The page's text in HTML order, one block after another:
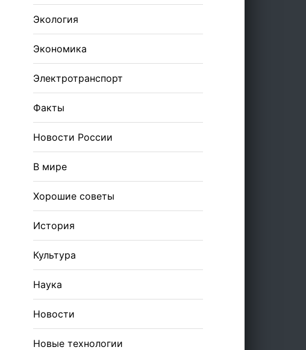
Экология
Экономика
Электротранспорт
Факты
Новости России
В мире
Хорошие советы
История
Культура
Наука
Новости
Новые технологии